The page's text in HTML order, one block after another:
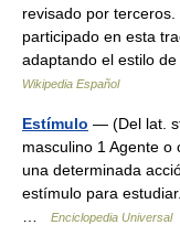
revisado por
participado en esta
adaptando el estilo
Wikipedia Español
Estímulo — (Del lat.
masculino 1 Agente
una determinada
estímulo para
Enciclopedia Universal